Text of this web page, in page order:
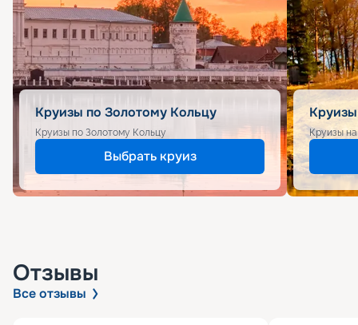
Круизы по Золотому Кольцу
Круизы по Золотому Кольцу
Выбрать круиз
Круизы
Отзывы
Все отзывы